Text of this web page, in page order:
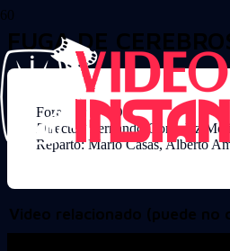
FUGA DE
Formato: DVD
Director: Fernando Gonzalez
Reparto: Mario Casas, Alberto
Video relacionado (puede no